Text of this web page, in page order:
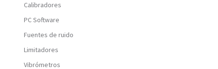
Calibradores
PC Software
Fuentes de ruido
Limitadores
Vibrómetros